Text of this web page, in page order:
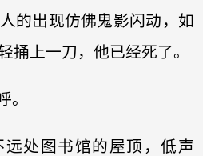
的出现仿佛鬼影闪动，如
捅上一刀，他已经死了。
。
远处图书馆的屋顶，低声